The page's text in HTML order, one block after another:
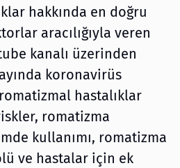
hakkında en doğru
aracılığıyla veren
kanalı üzerinden
koronavirüs
hastalıklar
romatizma
kullanımı, romatizma
ve hastalar için ek